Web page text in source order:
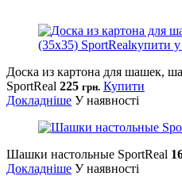
Доска из картона для шашек,
SportReal 225 грн. Купити
Докладніше У наявності
Шашки настольные SportReal
Докладніше У наявності